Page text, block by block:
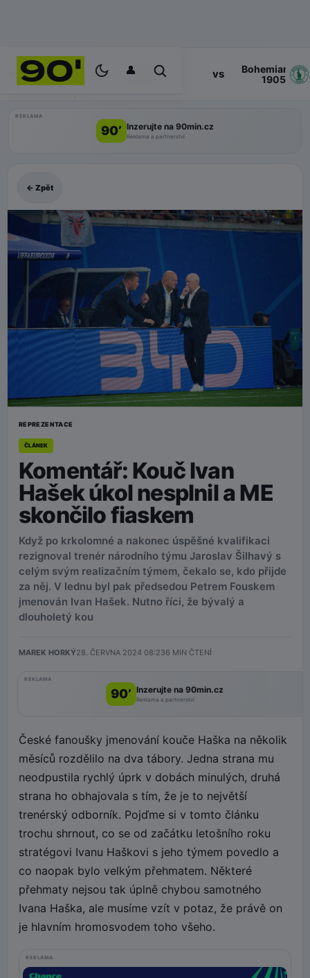
👤
PROGRAM 17:00 Zlin vs
Bohemians
1905
REKLAMA
90’ Inzerujte na 90min.cz
Reklama a partnerství
← Zpět
REPREZENTACE
ČLÁNEK
Komentář: Kouč Ivan
Hašek úkol nesplnil a ME
skončilo fiaskem
Když po krkolomné a nakonec úspěšné kvalifikaci
rezignoval trenér národního týmu Jaroslav Šilhavý s
celým svým realizačním týmem, čekalo se, kdo přijde
za něj. V lednu byl pak předsedou Petrem Fouskem
jmenován Ivan Hašek. Nutno říci, že bývalý a
dlouholetý kou
MAREK HORKÝ28. ČERVNA 2024 08:236 MIN ČTENÍ
REKLAMA
90’ Inzerujte na 90min.cz
Reklama a partnerství
České fanoušky jmenování kouče Haška na několik
měsíců rozdělilo na dva tábory. Jedna strana mu
neodpustila rychlý úprk v dobách minulých, druhá
strana ho obhajovala s tím, že je to největší
trenérský odborník. Pojďme si v tomto článku
trochu shrnout, co se od začátku letošního roku
stratégovi Ivanu Haškovi s jeho týmem povedlo a
co naopak bylo velkým přehmatem. Některé
přehmaty nejsou tak úplně chybou samotného
Ivana Haška, ale musíme vzít v potaz, že právě on
je hlavním hromosvodem toho všeho.
REKLAMA